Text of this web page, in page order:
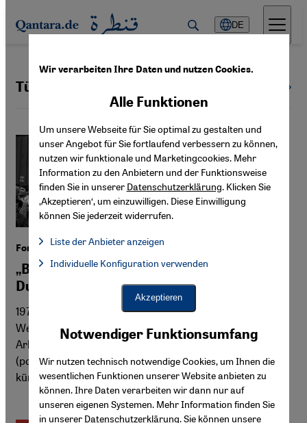
Direkt zum Inhalt springen
DE
Türkische Musik
Ford-Streik als Musical
„Baha Targün war der migrantische
Dutschke“
1973 streikten die Gastarbeiter:innen der Kölner Ford-
Werke für gleichen Lohn und die Anerkennung ihrer
Arbeit. Jetzt bringt ein Musical die Geschichte aus
(post)migrantischer Perspektive auf die Bühne. Der
künstlerische Leiter Nedim Hazar Bora im Interview.
Wir verarbeiten Ihre Daten und nutzen Cookies.
Notwendiger Funktionsumfang
Wir nutzen technisch notwendige Cookies, um Ihnen die
wesentlichen Funktionen unserer Website anbieten zu
können. Ihre Daten verarbeiten wir dann nur auf
unseren eigenen Systemen. Mehr Information finden Sie
in unserer Datenschutzerklärung. Sie können unsere
Alle Funktionen
Um unsere Webseite für Sie optimal zu gestalten und
unser Angebot für Sie fortlaufend verbessern zu können,
nutzen wir funktionale und Marketingcookies. Mehr
Information zu den Anbietern und der Funktionsweise
finden Sie in unserer Datenschutzerklärung. Klicken Sie
‚Akzeptieren‘, um einzuwilligen. Diese Einwilligung
können Sie jederzeit widerrufen.
Liste der Anbieter anzeigen
Facebook Embed / Facebook Connect, Google Maps Embed,
Facebook Embed / Facebook Connect
Google Maps Embed
Individuelle Konfiguration verwenden
Akzeptieren